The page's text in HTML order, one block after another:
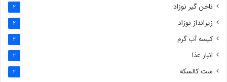
ناخن گیر نوزاد 2
زیرانداز نوزاد 2
کیسه آب گرم 2
انبار غذا 2
ست کالسکه 2